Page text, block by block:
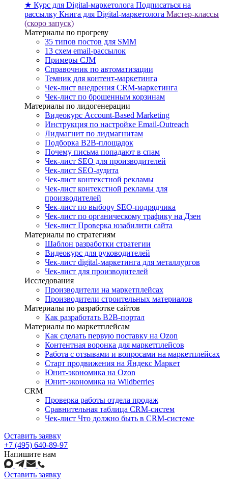
★ Курс для Digital-маркетолога Подписаться на
рассылку Книга для Digital-маркетолога Мастер-классы
(скоро запуск)
Материалы по прогреву
35 типов постов для SMM
13 схем email-рассылок
Примеры CJM
Справочник по автоматизации
Темник для контент-маркетинга
Чек-лист внедрения CRM-маркетинга
Чек-лист по брошенным корзинам
Материалы по лидогенерации
Видеокурс Account-Based Marketing
Инструкция по настройке Email-Outreach
Лидмагнит по лидмагнитам
Подборка B2B-площадок
Почему письма попадают в спам
Чек-лист SEO для производителей
Чек-лист SEO-аудита
Чек-лист контекстной рекламы
Чек-лист контекстной рекламы для
производителей
Чек-лист по выбору SEO-подрядчика
Чек-лист по органическому трафику на Дзен
Чек-лист Проверка юзабилити сайта
Материалы по стратегиям
Шаблон разработки стратегии
Видеокурс для руководителей
Чек-лист digital-маркетинга для металлургов
Чек-лист для производителей
Исследования
Производители на маркетплейсах
Производители строительных материалов
Материалы по разработке сайтов
Как разработать B2B-портал
Материалы по маркетплейсам
Как сделать первую поставку на Ozon
Контентная воронка для маркетплейсов
Работа с отзывами и вопросами на маркетплейсах
Старт продвижения на Яндекс Маркет
Юнит-экономика на Ozon
Юнит-экономика на Wildberries
CRM
Проверка работы отдела продаж
Сравнительная таблица CRM-систем
Чек-лист Что должно быть в CRM-системе
Оставить заявку
+7 (495) 640-89-97
Напишите нам
Оставить заявку